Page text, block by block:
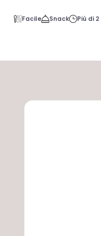
Facile Snack Più di